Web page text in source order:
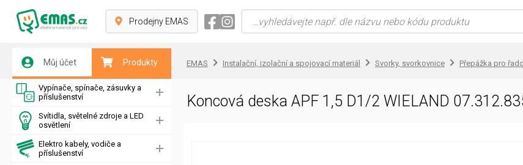
Prodejny EMAS
Můj účet Produkty
Vypínače, spínače, zásuvky a
příslušenství
Svítidla, světelné zdroje a LED
osvětlení
Elektro kabely, vodiče a
příslušenství
EMAS Instalační, izolační a spojovací materiál Svorky, svorkovnice Přepážka pro
Koncová deska APF 1,5 D1/2 WIELAND